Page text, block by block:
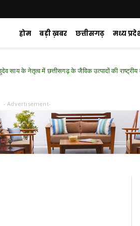
होम बड़ी ख़बर छत्तीसगढ़ मध्य
में छत्तीसगढ़ के जैविक उत्पादों की राष्ट्रीय मंच पर गूंज
- Advertisement-